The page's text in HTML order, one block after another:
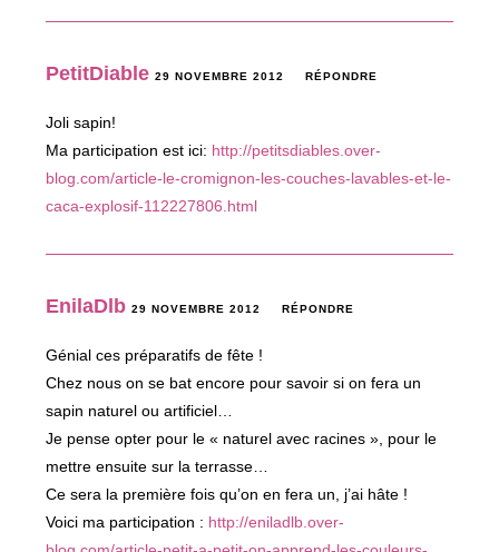
PetitDiable 29 NOVEMBRE 2012 RÉPONDRE
Joli sapin!
Ma participation est ici: http://petitsdiables.over-
blog.com/article-le-cromignon-les-couches-lavables-et-le-
caca-explosif-112227806.html
EnilaDlb 29 NOVEMBRE 2012 RÉPONDRE
Génial ces préparatifs de fête !
Chez nous on se bat encore pour savoir si on fera un
sapin naturel ou artificiel…
Je pense opter pour le « naturel avec racines », pour le
mettre ensuite sur la terrasse…
Ce sera la première fois qu’on en fera un, j’ai hâte !
Voici ma participation : http://eniladlb.over-